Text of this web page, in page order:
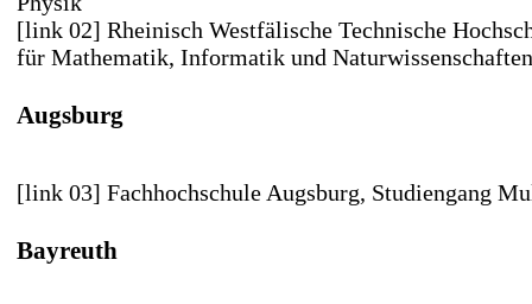
[link 02] Rheinisch Westfälische Technische
für Mathematik, Informatik und Naturwissenschaften
Augsburg
[link 03] Fachhochschule Augsburg, Studiengang
Bayreuth